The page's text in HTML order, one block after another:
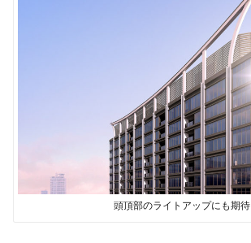
頭頂部のライトアップにも期待